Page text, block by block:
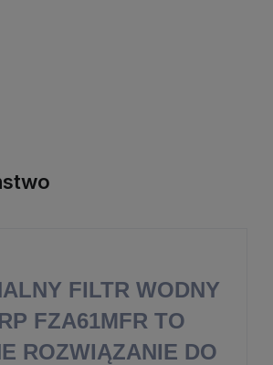
FILTR WODNY
FZA61MFR TO
ROZWIĄZANIE DO